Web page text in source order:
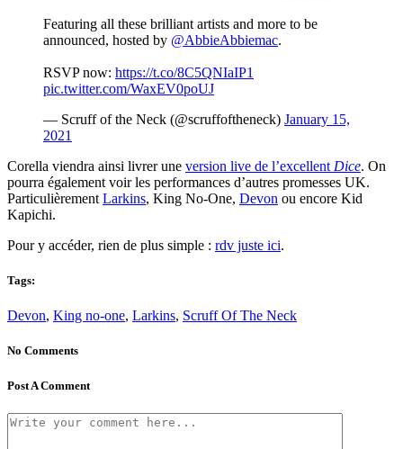
Featuring all these brilliant artists and more to be
announced, hosted by @AbbieAbbiemac.
RSVP now: https://t.co/8C5QNIaIP1
pic.twitter.com/WaxEV0poUJ
— Scruff of the Neck (@scruffoftheneck) January 15,
2021
Corella viendra ainsi livrer une version live de l’excellent Dice. On
pourra également voir les performances d’autres promesses UK.
Particulièrement Larkins, King No-One, Devon ou encore Kid
Kapichi.
Pour y accéder, rien de plus simple : rdv juste ici.
Tags:
Devon, King no-one, Larkins, Scruff Of The Neck
No Comments
Post A Comment